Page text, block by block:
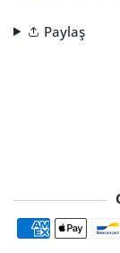
Paylaş